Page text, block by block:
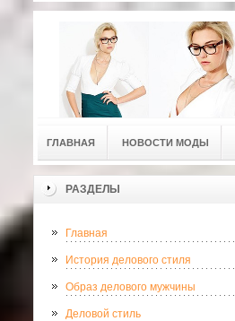
ГЛАВНАЯ НОВОСТИ МОДЫ
РАЗДЕЛЫ
Главная
История делового стиля
Образ делового мужчины
Деловой стиль